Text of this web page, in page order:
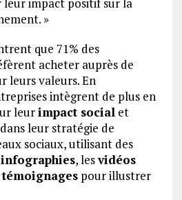
»
que 71% des
acheter auprès de
leurs valeurs. En
intègrent de plus en
leurimpact social et
dans leur stratégie de
sociaux, utilisant des
infographies, lesvidéos
témoignagespour illustrer